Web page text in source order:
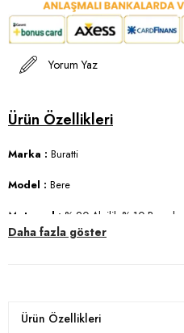
Yorum Yaz
Marka : Buratti
Model : Bere
Materyal : % 90 Akrilik % 10 Pamuk
3DK1642SW1902.65
Daha fazla göster
Ürün Özellikleri